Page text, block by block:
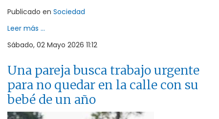
Publicado en Sociedad
Leer más ...
Sábado, 02 Mayo 2026 11:12
Una pareja busca trabajo urgente
para no quedar en la calle con su
bebé de un año